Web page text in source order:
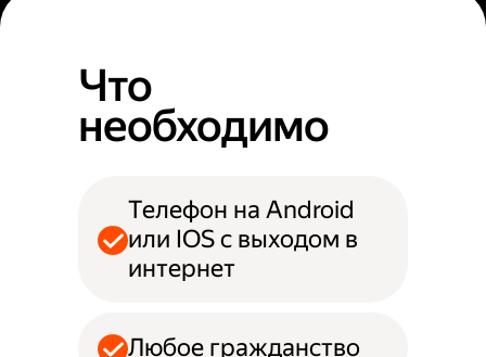
Что
необходимо
Телефон на Android
или IOS с выходом в
интернет
Любое гражданство